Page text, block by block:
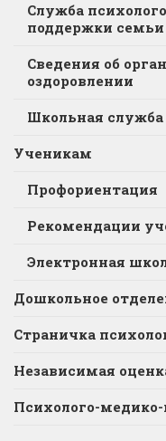
Служба
поддержки семьи
Сведения об
оздоровлении
Школьная
Ученикам
Профориентация
Рекомендации
Электронная
Дошкольное
Страничка
Независимая
Психолого-